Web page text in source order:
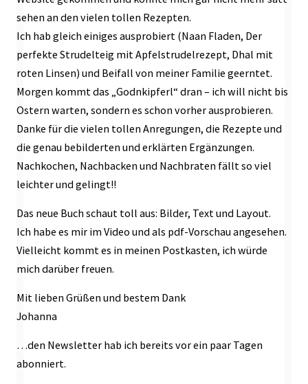
sehen an den vielen tollen Rezepten.
Ich hab gleich einiges ausprobiert (Naan Fladen, Der
perfekte Strudelteig mit Apfelstrudelrezept, Dhal mit
roten Linsen) und Beifall von meiner Familie geerntet.
Morgen kommt das „Godnkipferl“ dran – ich will nicht bis
Ostern warten, sondern es schon vorher ausprobieren.
Danke für die vielen tollen Anregungen, die Rezepte und
die genau bebilderten und erklärten Ergänzungen.
Nachkochen, Nachbacken und Nachbraten fällt so viel
leichter und gelingt!!
Das neue Buch schaut toll aus: Bilder, Text und Layout.
Ich habe es mir im Video und als pdf-Vorschau angesehen.
Vielleicht kommt es in meinen Postkasten, ich würde
mich darüber freuen.
Mit lieben Grüßen und bestem Dank
Johanna
…den Newsletter hab ich bereits vor ein paar Tagen
abonniert.